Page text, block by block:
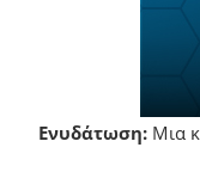
Ενυδάτωση: Μια